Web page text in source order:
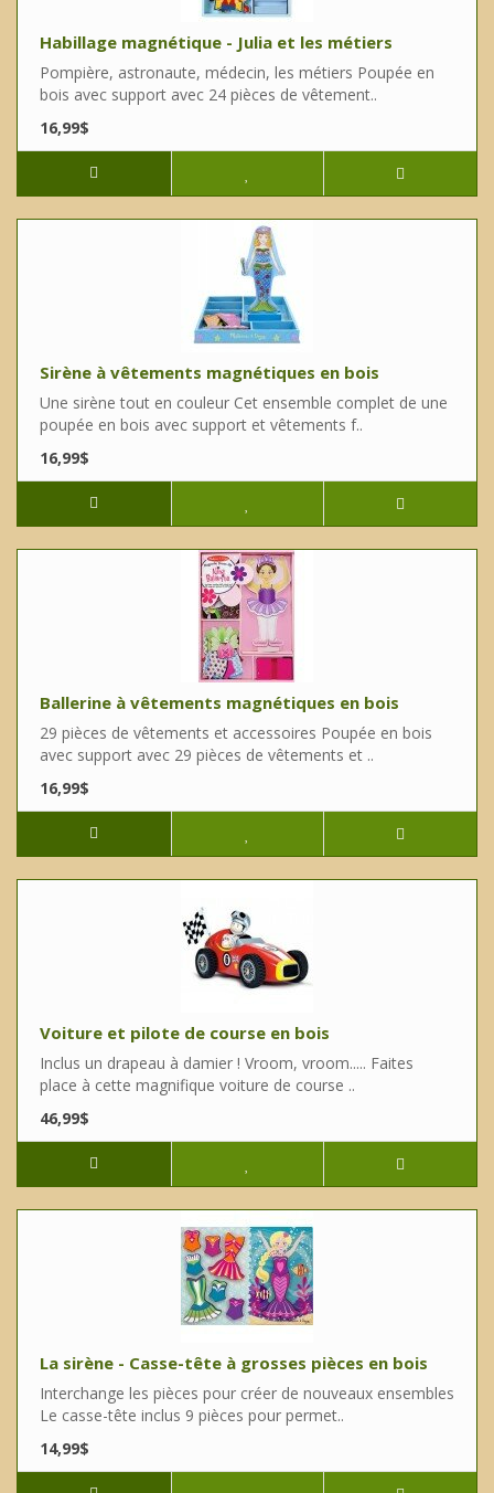
Habillage magnétique - Julia et les métiers
Pompière, astronaute, médecin, les métiers Poupée en
bois avec support avec 24 pièces de vêtement..
16,99$
Sirène à vêtements magnétiques en bois
Une sirène tout en couleur Cet ensemble complet de une
poupée en bois avec support et vêtements f..
16,99$
Ballerine à vêtements magnétiques en bois
29 pièces de vêtements et accessoires Poupée en bois
avec support avec 29 pièces de vêtements et ..
16,99$
Voiture et pilote de course en bois
Inclus un drapeau à damier ! Vroom, vroom..... Faites
place à cette magnifique voiture de course ..
46,99$
La sirène - Casse-tête à grosses pièces en bois
Interchange les pièces pour créer de nouveaux ensembles
Le casse-tête inclus 9 pièces pour permet..
14,99$